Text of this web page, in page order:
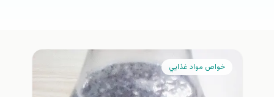
خواص مواد غذايي